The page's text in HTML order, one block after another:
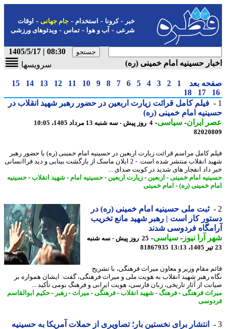
-کرونا-استخدام- جام جهانی-اوقات
شرعی-آب و هوا-تماس-ویدئوهای ورزشی
08:30 | 1405/5/17
حسینیه امام خمینی (ره)
سرویسها
بعد 1
2
3
4
5
6
7
8
9
10
11
12
13
14
15
17
18
فیلم کامل قرائت زیارت اربعین در حضور رهبر شهید انقلاب در
امام خمینی (ره)
ایران- سیاسی-4 روز پیش - سه شنبه 13 مرداد 1405، 10:05
کامل مراسم قرائت زیارت اربعین در حسینیه امام خمینی (ره) با حضور رهبر
شهید انقلاب منتشر شده است. - 2 ایلان ماسک از بازگشت بینایی و دید فراانسانی
داد انفجار های شدید در کویت صدای ...
امام خمینی-اربعین -زیارت اربعین -حسینیه امام -شهید انقلاب-حسینیه
خمینی (ره) - امام خمینی
ثبت ملی حسینیه امام خمینی (ره) در
کار است | رهبر شهید مانع تخریب
فردوسی شدند
آرا نیوز-سیاسی-
25 روز پیش - سه شنبه
81867935
مقام وزیر و معاون میراث فرهنگی، با تشریح
رهبر شهید انقلاب به هویت ملی و میراث فرهنگی، گفت: ایشان همواره بر
از آثار تاریخی، زبان فارسی، هویت ایرانی و فرهنگ بومی تأکید ...
فرهنگی-فرهنگ -شهید انقلاب-فرهنگی-میراث- رهبر -حکیم ابوالقاسم
انتشار برای نخستین بار؛ تصاویری از حملات آمریکا به حسینیه